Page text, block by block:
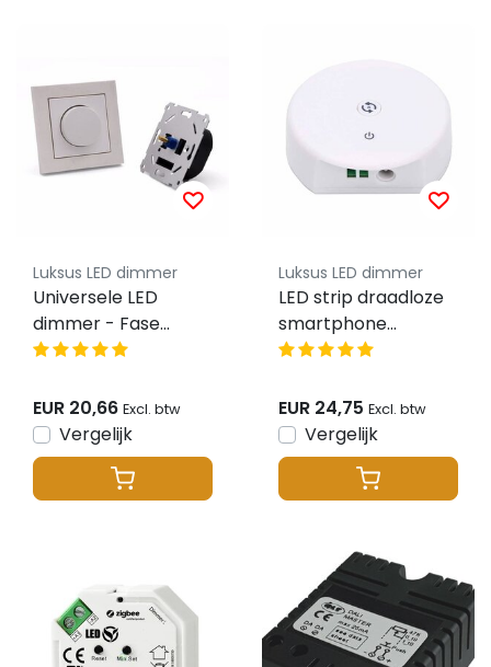
Luksus LED dimmer
Universele LED
dimmer - Fase
afsnijding - tot 350
EUR 20,66 Excl. btw
Vergelijk
Luksus LED dimmer
LED strip draadloze
smartphone
controller
EUR 24,75 Excl. btw
Vergelijk